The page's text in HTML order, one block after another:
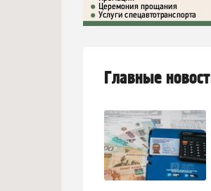
Главные